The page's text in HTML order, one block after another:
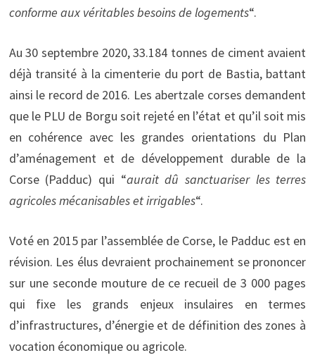
conforme aux véritables besoins de logements“.
Au 30 septembre 2020, 33.184 tonnes de ciment avaient
déjà transité à la cimenterie du port de Bastia, battant
ainsi le record de 2016. Les abertzale corses demandent
que le PLU de Borgu soit rejeté en l’état et qu’il soit mis
en cohérence avec les grandes orientations du Plan
d’aménagement et de développement durable de la
Corse (Padduc) qui “aurait dû sanctuariser les terres
agricoles mécanisables et irrigables“.
Voté en 2015 par l’assemblée de Corse, le Padduc est en
révision. Les élus devraient prochainement se prononcer
sur une seconde mouture de ce recueil de 3 000 pages
qui fixe les grands enjeux insulaires en termes
d’infrastructures, d’énergie et de définition des zones à
vocation économique ou agricole.